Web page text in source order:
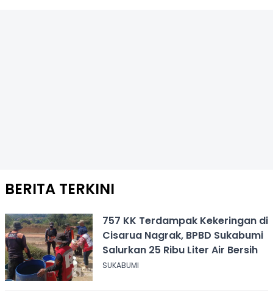
BERITA TERKINI
757 KK Terdampak Kekeringan di
Cisarua Nagrak, BPBD Sukabumi
Salurkan 25 Ribu Liter Air Bersih
SUKABUMI